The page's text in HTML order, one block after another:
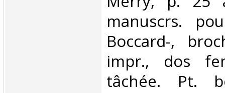
manuscrs.
Boccard-,
impr., dos
tâchée. Pt.